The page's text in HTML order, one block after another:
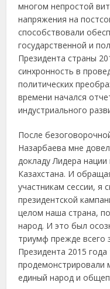
многом непростой
напряжения на
способствовали
государственной и
Президента страны
синхронность в
политических
времени начался
индустриального
После
Назарбаева мне
докладу Лидера
Казахстана. И
участникам сессии, я
президентской
целом наша страна,
народ. И это был
триумф прежде всего
Президента 2015
продемонстрировали
единый народ и